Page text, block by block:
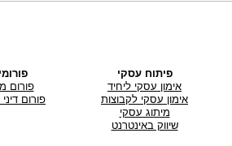
פיתוח עסקי
אימון עסקי ליחיד
אימון עסקי לקבוצות
מיתוג עסקי
שיווק באינטרנט
פורום
פורום